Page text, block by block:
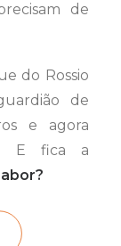
de
do Rossio
de
e agora
E fica a